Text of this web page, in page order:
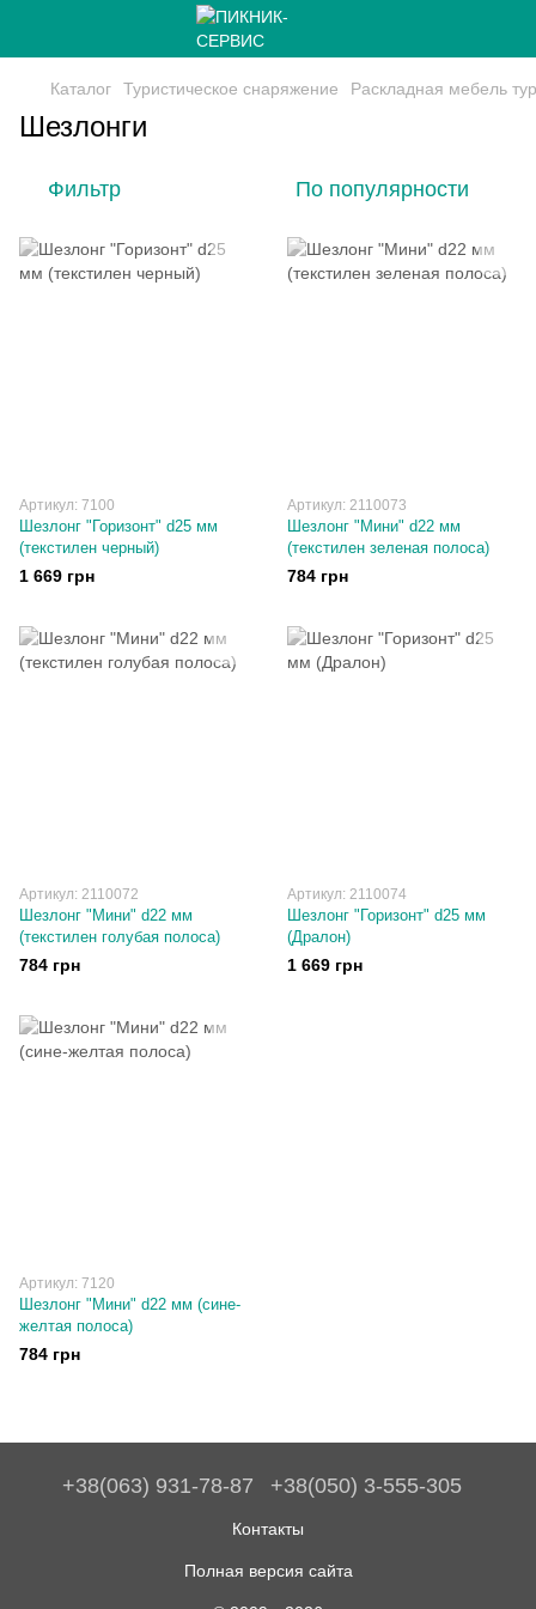
Каталог Туристическое снаряжение Раскладная мебель
Шезлонги
Фильтр По популярности
Артикул: 7100
Шезлонг "Горизонт" d25 мм
(текстилен черный)
1 669 грн
Артикул: 2110073
Шезлонг "Мини" d22 мм
(текстилен зеленая полоса)
784 грн
Артикул: 2110072
Шезлонг "Мини" d22 мм
(текстилен голубая полоса)
784 грн
Артикул: 2110074
Шезлонг "Горизонт" d25 мм
(Дралон)
1 669 грн
Артикул: 7120
Шезлонг "Мини" d22 мм (сине-
желтая полоса)
784 грн
+38(063) 931-78-87 +38(050) 3-555-305
Контакты
Полная версия сайта